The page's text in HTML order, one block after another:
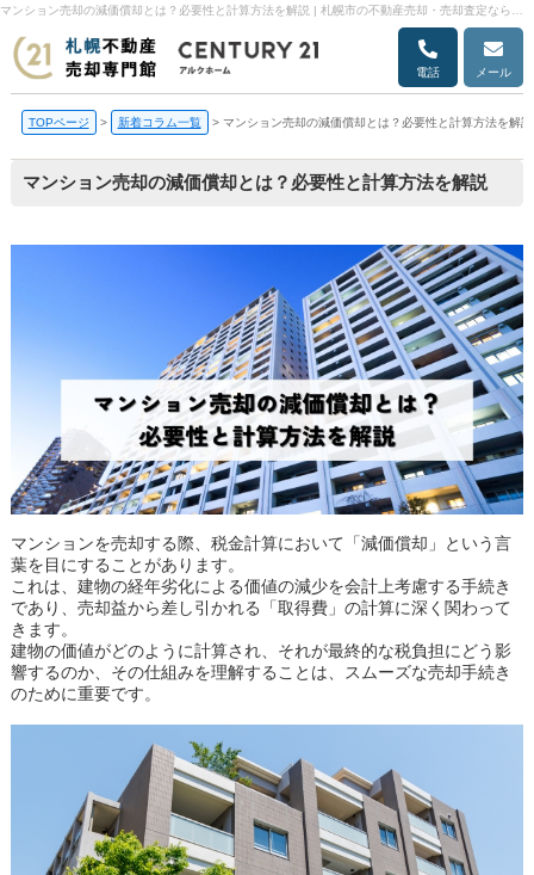
電話 メール
TOPページ > 新着コラム一覧 > マンション売却の減価償却とは？必要性と計算方法を解説
マンション売却の減価償却とは？必要性と計算方法を解説
マンションを売却する際、税金計算において「減価償却」という言
葉を目にすることがあります。
これは、建物の経年劣化による価値の減少を会計上考慮する手続き
であり、売却益から差し引かれる「取得費」の計算に深く関わって
きます。
建物の価値がどのように計算され、それが最終的な税負担にどう影
響するのか、その仕組みを理解することは、スムーズな売却手続き
のために重要です。